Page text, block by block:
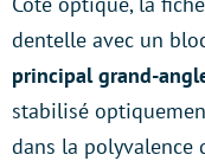
dentelle avec un
principal grand-
stabilisé
dans la polyvalence